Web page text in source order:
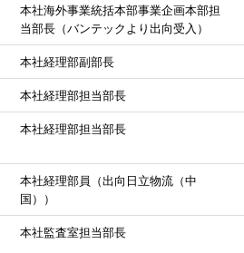
本社海外事業統括本部事業企画本部担
当部長（バンテックより出向受入）
本社経理部副部長
本社経理部担当部長
本社経理部担当部長
本社経理部員（出向日立物流（中
国））
本社監査室担当部長